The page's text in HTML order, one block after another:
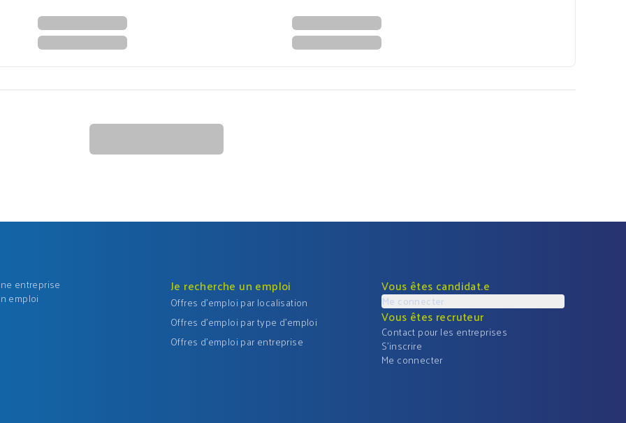
entreprise
emploi
Je recherche un emploi
Offres d'emploi par localisation
Offres d'emploi par type d'emploi
Offres d'emploi par entreprise
Vous êtes candidat.e
Me connecter
Vous êtes recruteur
Contact pour les entreprises
S'inscrire
Me connecter